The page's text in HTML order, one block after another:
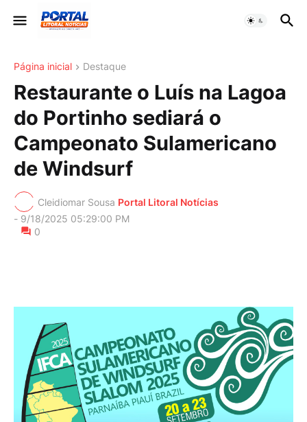
Página inicial Destaque
Restaurante o Luís na Lagoa
do Portinho sediará o
Campeonato Sulamericano
de Windsurf
Cleidiomar Sousa Portal Litoral Notícias
- 9/18/2025 05:29:00 PM
0